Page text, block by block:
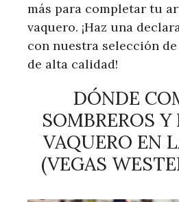
más para completar tu
vaquero. ¡Haz una
con nuestra selección
de alta calidad!
DÓNDE
SOMBREROS Y
VAQUERO EN
(VEGAS